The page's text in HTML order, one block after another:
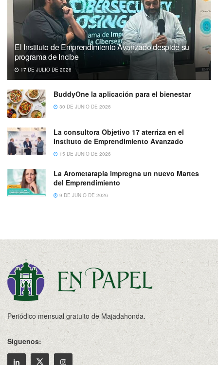
El Instituto de Emprendimiento Avanzado despide su
programa de Incibe
17 DE JULIO DE 2026
BuddyOne la aplicación para el bienestar
30 DE JUNIO DE 2026
La consultora Objetivo 17 aterriza en el
Instituto de Emprendimiento Avanzado
15 DE JUNIO DE 2026
La Arometarapia impregna un nuevo Martes
del Emprendimiento
9 DE JUNIO DE 2026
Periódico mensual gratuito de Majadahonda.
Síguenos: